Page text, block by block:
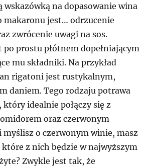
wskazówką na dopasowanie wina
makaronu jest… odrzucenie
zwrócenie uwagi na sos.
prostu płótnem dopełniającym
mu składniki. Na przykład
rigatoni jest rustykalnym,
daniem. Tego rodzaju potrawa
który idealnie połączy się z
oraz czerwonym
myślisz o czerwonym winie, masz
z nich będzie w najwyższym
Zwykle jest tak, że